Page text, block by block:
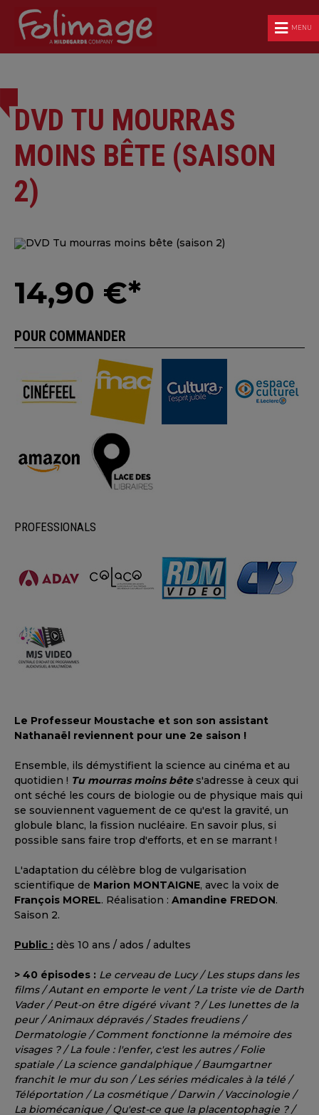
MENU
DVD TU MOURRAS
MOINS BÊTE (SAISON
2)
14,90 €*
POUR COMMANDER
PROFESSIONALS
Le Professeur Moustache et son son assistant
Nathanaël reviennent pour une 2e saison !
Ensemble, ils démystifient la science au cinéma et au
quotidien ! Tu mourras moins bêtes'adresse à ceux qui
ont séché les cours de biologie ou de physique mais qui
se souviennent vaguement de ce qu'est la gravité, un
globule blanc, la fission nucléaire. En savoir plus, si
possible sans faire trop d'efforts, et en se marrant !
L'adaptation du célèbre blog de vulgarisation
scientifique de Marion MONTAIGNE, avec la voix de
François MOREL. Réalisation : Amandine FREDON.
Saison 2.
Public : dès 10 ans / ados / adultes
> 40 épisodes : Le cerveau de Lucy / Les stups dans les
films / Autant en emporte le vent / La triste vie de Darth
Vader / Peut-on être digéré vivant ? / Les lunettes de la
peur / Animaux dépravés / Stades freudiens /
Dermatologie / Comment fonctionne la mémoire des
visages ? / La foule : l'enfer, c'est les autres / Folie
spatiale / La science gandalphique / Baumgartner
franchit le mur du son / Les séries médicales à la télé /
Téléportation / La cosmétique / Darwin / Vaccinologie /
La biomécanique / Qu'est-ce que la placentophagie ? /